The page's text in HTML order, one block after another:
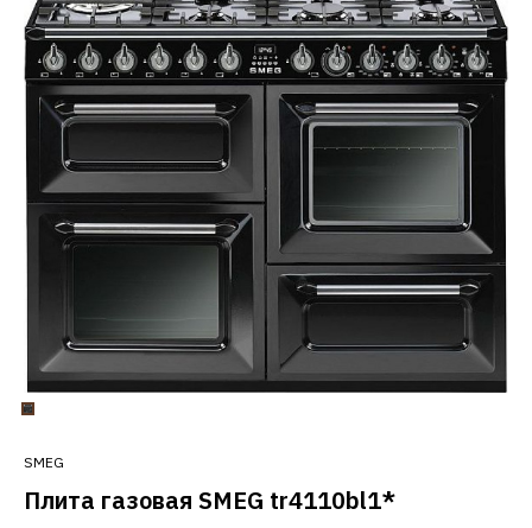
SMEG
Плита газовая SMEG tr4110bl1*